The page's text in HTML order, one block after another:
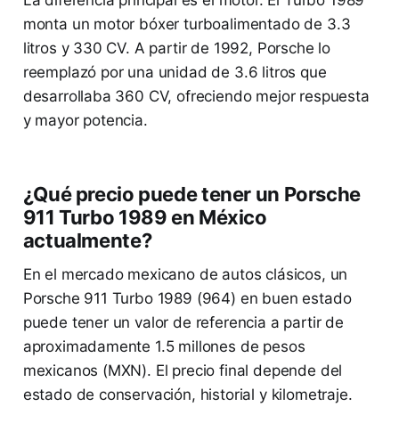
monta un motor bóxer turboalimentado de 3.3
litros y 330 CV. A partir de 1992, Porsche lo
reemplazó por una unidad de 3.6 litros que
desarrollaba 360 CV, ofreciendo mejor respuesta
y mayor potencia.
¿Qué precio puede tener un Porsche
911 Turbo 1989 en México
actualmente?
En el mercado mexicano de autos clásicos, un
Porsche 911 Turbo 1989 (964) en buen estado
puede tener un valor de referencia a partir de
aproximadamente 1.5 millones de pesos
mexicanos (MXN). El precio final depende del
estado de conservación, historial y kilometraje.